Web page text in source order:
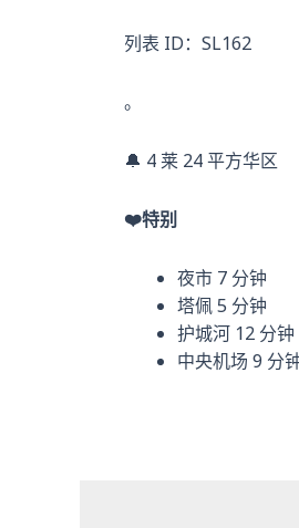
列表 ID：SL162
。
🔔 4 莱 24 平方华区
❤️特别
夜市 7 分钟
塔佩 5 分钟
护城河 12 分钟
中央机场 9 分